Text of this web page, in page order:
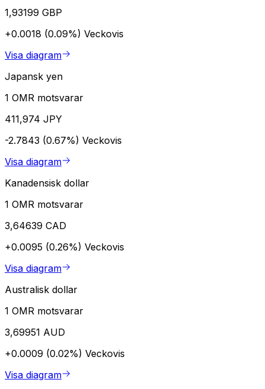
1,93199 GBP
+0.0018 (0.09%) Veckovis
Visa diagram
Japansk yen
1 OMR motsvarar
411,974 JPY
-2.7843 (0.67%) Veckovis
Visa diagram
Kanadensisk dollar
1 OMR motsvarar
3,64639 CAD
+0.0095 (0.26%) Veckovis
Visa diagram
Australisk dollar
1 OMR motsvarar
3,69951 AUD
+0.0009 (0.02%) Veckovis
Visa diagram